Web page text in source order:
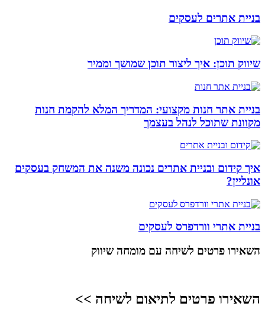
בניית אתרים לעסקים
שיווק תוכן: איך ליצור תוכן שמושך וממיר
בניית אתר חנות מקצועי: המדריך המלא להקמת חנות
מקוונת שתוכל לנהל בעצמך
איך קידום ובניית אתרים נכונה משנה את המשחק בעסקים
אונליין?
בניית אתרי וורדפרס לעסקים
השאירו פרטים לשיחה עם מומחה שיווק
השאירו פרטים לתיאום לשיחה >>